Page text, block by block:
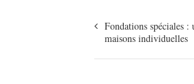
Fondations spéciales :
maisons individuelles